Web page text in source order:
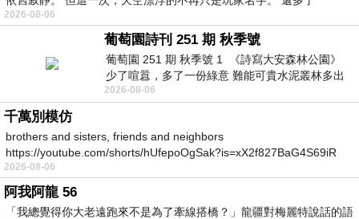
2026-08-06
葡萄園詩刊 251 期 秋季號
葡萄園 251 期 秋季號 1 《詩寫大安森林公園》
少了喧囂，多了一份綠意 難能可貴水泥叢林多出
一
2026-08-06
千萬別模仿
brothers and sisters, friends and neighbors
https://youtube.com/shorts/hUfepoOgSak?is=xX2f827BaG4S69iR
https
2026-08-06
阿我阿龍 56
「我總覺得你大老遠跑來不是為了牽線搭橋？」龍疆對梅麗特說話的語